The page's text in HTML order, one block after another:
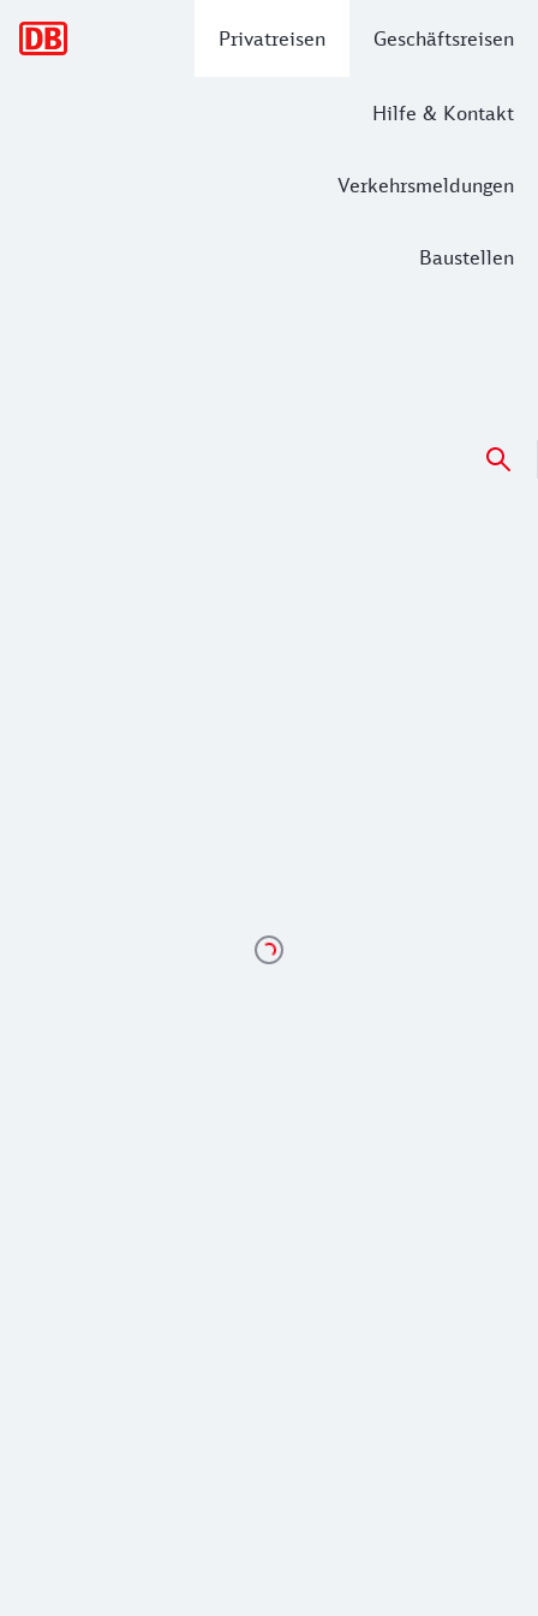
Privatreisen Geschäftsreisen
Hilfe & Kontakt
Verkehrsmeldungen
Baustellen